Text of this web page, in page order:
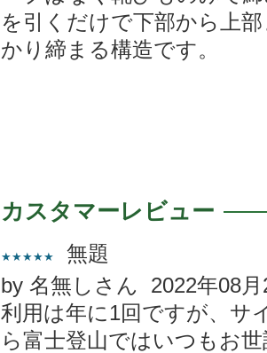
を引くだけで下部から上
かり締まる構造です。
カスタマーレビュー
★★★★★
無題
by 名無しさん 2022年08月
利用は年に1回ですが、サ
ら富士登山ではいつもお